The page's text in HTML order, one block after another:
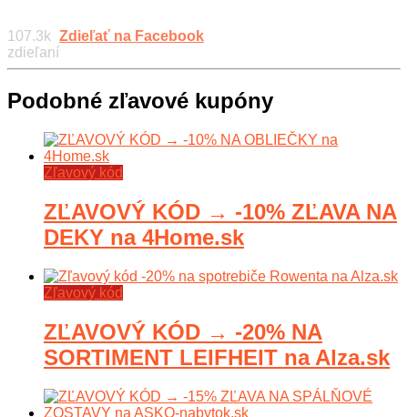
107.3k
zdieľaní
Zdieľať na Facebook
Podobné zľavové kupóny
Zľavový kód
ZĽAVOVÝ KÓD → -10% ZĽAVA NA
DEKY na 4Home.sk
Zľavový kód
ZĽAVOVÝ KÓD → -20% NA
SORTIMENT LEIFHEIT na Alza.sk